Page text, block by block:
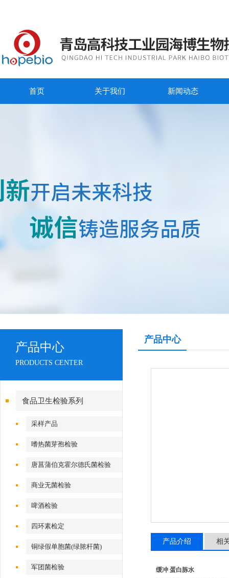
首页 关于我们 新闻动态
产品中心
PRODUCTS CENTER
食品卫生检验系列
采样产品
嗜热菌芽孢检验
唐菖蒲伯克霍尔德氏菌检验
商业无菌检验
啤酒检验
四环素检定
铜绿假单胞菌(绿脓杆菌)
军团菌检验
产品中心
产品介绍 相
缓冲 蛋白胨水